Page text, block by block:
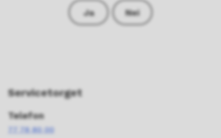
Ja Nei
Servicetorget
Telefon
77 78 80 00